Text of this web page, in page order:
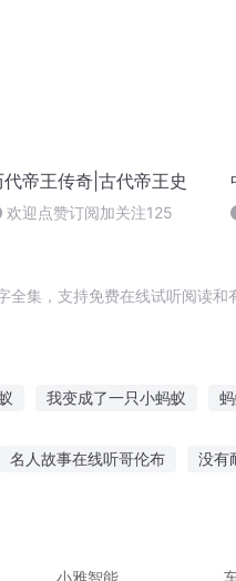
代帝王传奇|古代帝王史
欢迎点赞订阅加关注125
集，支持免费在线试听阅读和
我变成了一只小蚂蚁
名人故事在线听哥伦布 没有
小雅智能